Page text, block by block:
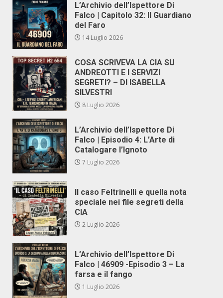
L’Archivio dell’Ispettore Di
Falco | Capitolo 32: Il Guardiano
del Faro
14 Luglio 2026
COSA SCRIVEVA LA CIA SU
ANDREOTTI E I SERVIZI
SEGRETI? – DI ISABELLA
SILVESTRI
8 Luglio 2026
L’Archivio dell’Ispettore Di
Falco | Episodio 4: L’Arte di
Catalogare l’Ignoto
7 Luglio 2026
Il caso Feltrinelli e quella nota
speciale nei file segreti della
CIA
2 Luglio 2026
L’Archivio dell’Ispettore Di
Falco | 46909 -Episodio 3 – La
farsa e il fango
1 Luglio 2026